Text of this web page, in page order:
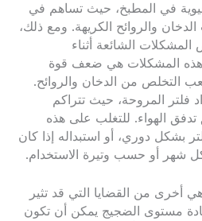
في المطبخ، حيث تساهم في
والروائح الكريهة. ومع ذلك،
الشائعة أثناء
هذه المشكلات هي ضعف قوة
التخلص من الدخان والروائح.
فلتر المروحة، حيث تتراكم
تدفق الهواء. للتغلب على هذه
بشكل دوري، أو استبداله إذا كان
كل شهر أو حسب وتيرة الاستخدام.
أخرى من القضايا التي قد تثير
مستوى الضجيج يمكن أن تكون